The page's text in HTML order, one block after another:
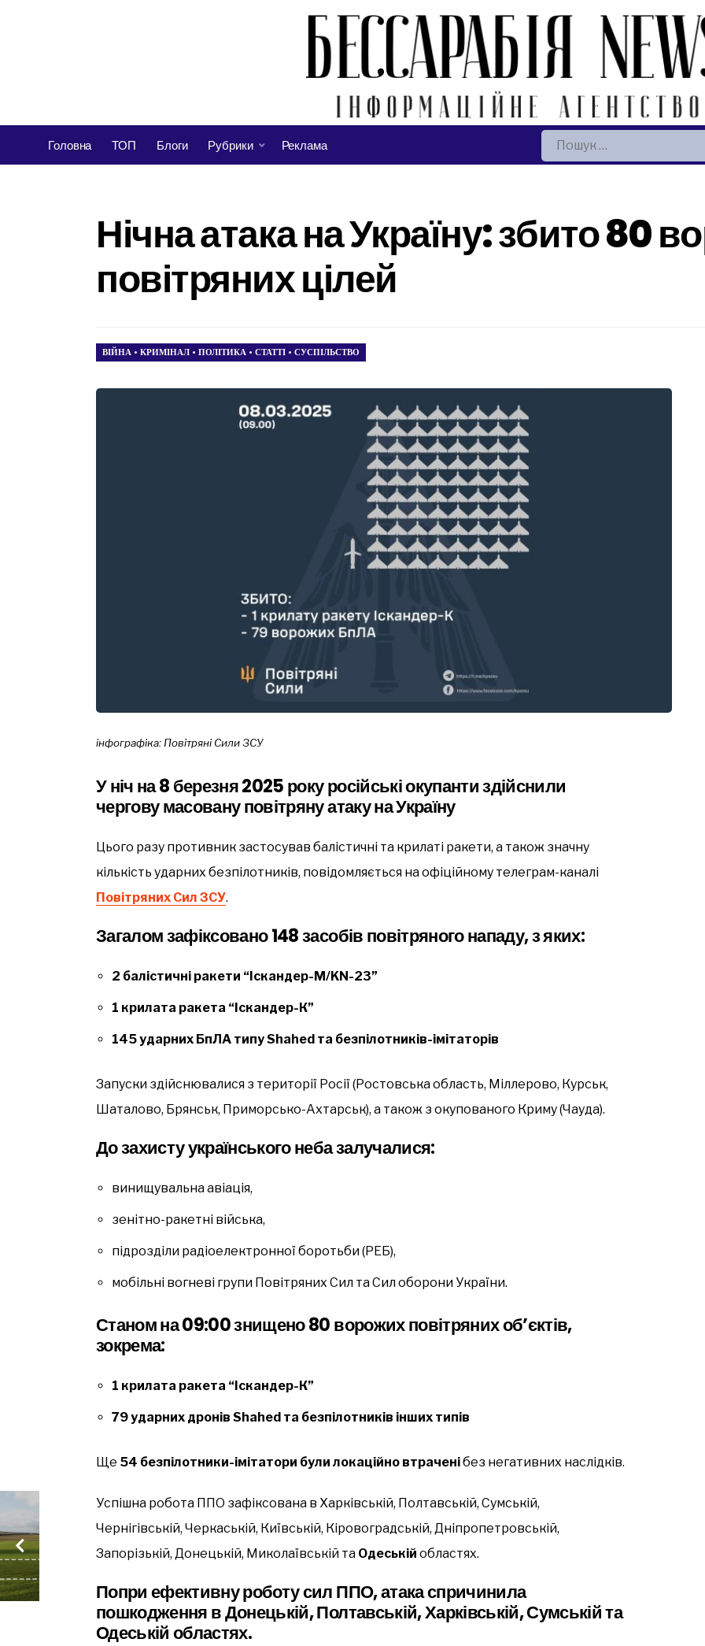
Головна ТОП Блоги Рубрики Реклама Пошук:
Нічна атака на Україну: збито 80
повітряних цілей
ВІЙНА • КРИМІНАЛ • ПОЛІТИКА • СТАТТІ • СУСПІЛЬСТВО
інфографіка: Повітряні Сили ЗСУ
У ніч на 8 березня 2025 року російські окупанти здійснили
чергову масовану повітряну атаку на Україну
Цього разу противник застосував балістичні та крилаті ракети, а також значну
кількість ударних безпілотників, повідомляється на офіційному телеграм-каналі
Повітряних Сил ЗСУ.
Загалом зафіксовано 148 засобів повітряного нападу, з яких:
2 балістичні ракети “Іскандер-М/KN-23”
1 крилата ракета “Іскандер-К”
145 ударних БпЛА типу Shahed та безпілотників-імітаторів
Запуски здійснювалися з території Росії (Ростовська область, Міллерово, Курськ,
Шаталово, Брянськ, Приморсько-Ахтарськ), а також з окупованого Криму (Чауда).
До захисту українського неба залучалися:
винищувальна авіація,
зенітно-ракетні війська,
підрозділи радіоелектронної боротьби (РЕБ),
мобільні вогневі групи Повітряних Сил та Сил оборони України.
Станом на 09:00 знищено 80 ворожих повітряних об’єктів,
зокрема:
1 крилата ракета “Іскандер-К”
79 ударних дронів Shahed та безпілотників інших типів
Ще 54 безпілотники-імітатори були локаційно втраченібез негативних наслідків.
Успішна робота ППО зафіксована в Харківській, Полтавській, Сумській,
Чернігівській, Черкаській, Київській, Кіровоградській, Дніпропетровській,
Запорізькій, Донецькій, Миколаївській та Одеській областях.
Попри ефективну роботу сил ППО, атака спричинила
пошкодження в Донецькій, Полтавській, Харківській, Сумській та
Одеській областях.